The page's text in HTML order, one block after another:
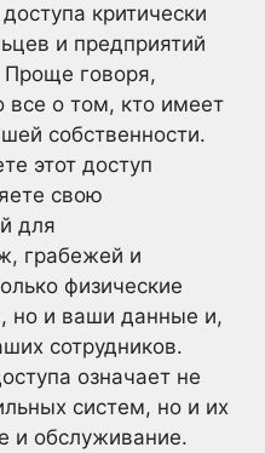
критически
и предприятий
Проще говоря,
все о том, кто имеет
собственности.
этот доступ
свою
для
грабежей и
физические
но и ваши данные и,
сотрудников.
означает не
систем, но и их
и обслуживание.